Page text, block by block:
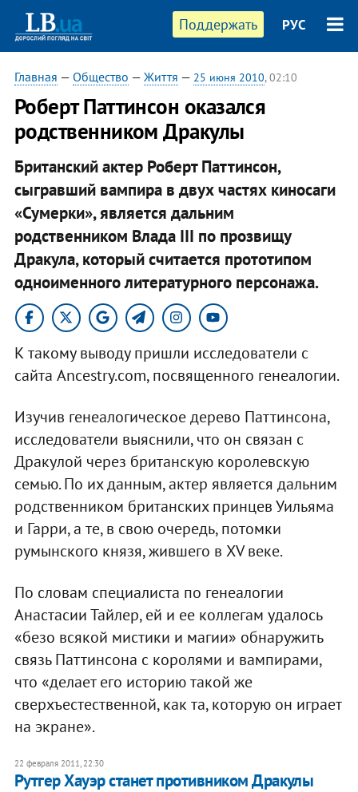
Поддержать РУС
Главная — Общество — Життя — 25 июня 2010, 02:10
Роберт Паттинсон оказался
родственником Дракулы
Британский актер Роберт Паттинсон,
сыгравший вампира в двух частях киносаги
«Сумерки», является дальним
родственником Влада III по прозвищу
Дракула, который считается прототипом
одноименного литературного персонажа.
К такому выводу пришли исследователи с
сайта Ancestry.com, посвященного генеалогии.
Изучив генеалогическое дерево Паттинсона,
исследователи выяснили, что он связан с
Дракулой через британскую королевскую
семью. По их данным, актер является дальним
родственником британских принцев Уильяма
и Гарри, а те, в свою очередь, потомки
румынского князя, жившего в XV веке.
По словам специалиста по генеалогии
Анастасии Тайлер, ей и ее коллегам удалось
«безо всякой мистики и магии» обнаружить
связь Паттинсона с королями и вампирами,
что «делает его историю такой же
сверхъестественной, как та, которую он играет
на экране».
22 февраля 2011, 22:30
Рутгер Хауэр станет противником Дракулы